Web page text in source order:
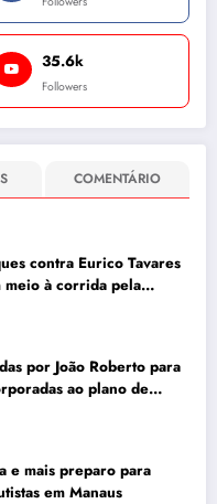
35.6k
Followers
COMENTÁRIO
contra Eurico Tavares
meio à corrida pela
por João Roberto para
ao plano de
e mais preparo para
em Manaus